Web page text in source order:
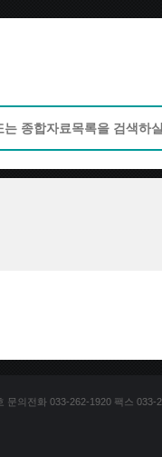
문의전화 033-262-1920 팩스 033-